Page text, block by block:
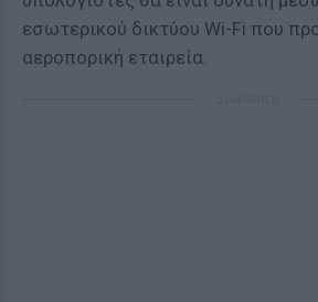
εσωτερικού δικτύου Wi-Fi που
αεροπορική εταιρεία.